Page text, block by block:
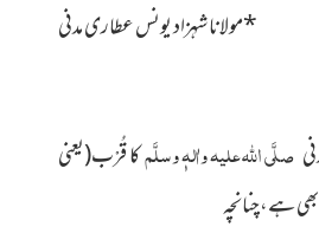
*مولانا شہزاد یونس عطاری مدنی
صلَّی اللہ علیہ واٰلہٖ وسلَّمکا قُرْب(یعنی
ہے،چنانچہ